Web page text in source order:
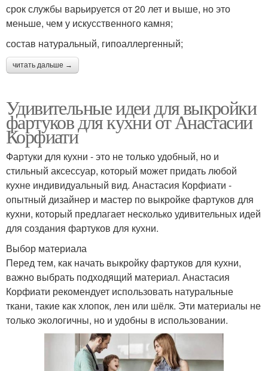
срок службы варьируется от 20 лет и выше, но это
меньше, чем у искусственного камня;
состав натуральный, гипоаллергенный;
читать дальше →
Удивительные идеи для выкройки
фартуков для кухни от Анастасии
Корфиати
Фартуки для кухни - это не только удобный, но и
стильный аксессуар, который может придать любой
кухне индивидуальный вид. Анастасия Корфиати -
опытный дизайнер и мастер по выкройке фартуков для
кухни, который предлагает несколько удивительных идей
для создания фартуков для кухни.
Выбор материала
Перед тем, как начать выкройку фартуков для кухни,
важно выбрать подходящий материал. Анастасия
Корфиати рекомендует использовать натуральные
ткани, такие как хлопок, лен или шёлк. Эти материалы не
только экологичны, но и удобны в использовании.